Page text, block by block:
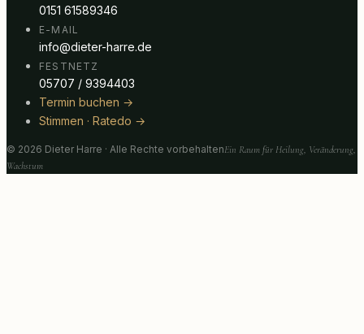
0151 61589346
E-MAIL
info@dieter-harre.de
FESTNETZ
05707 / 9394403
Termin buchen →
Stimmen · Ratedo →
© 2026 Dieter Harre · Alle Rechte vorbehaltenEin Raum für Heilung, Veränderung,
Wachstum